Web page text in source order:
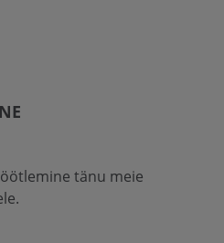
tänu meie